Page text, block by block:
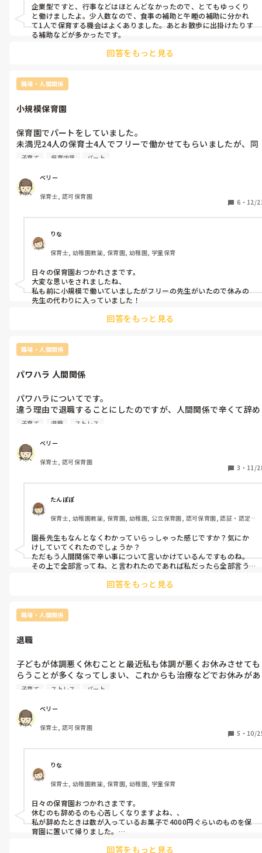
企業型ですと、行事などはほとんどなかったので、とてもゆっくり
と働けましたよ。少人数なので、食事の補助と午睡の補助に分かれ
て1人で保育する機会はよくありました。あとお散歩に出掛けたりす
る補助などが多かったです。
回答をもっと見る
職場・人間関係
小規模保育園
保育園でパートをしていました。
未満児24人の保育士4人でフリーで働かせてもらいましたが、同
じクラスの担任からのパワハラや自分の子どもの成長過程でのこ
どもを支援がいるような子が数人いるクラスでストレスからか疲
れからかで体調が悪くなり辞めさせてもらいました。
今仕事を探し中で友達から保育士募集の知らせをもらったのです
が12人ほどの企業型の小規模保育園で正規とパートでの求人が出
てるようなのですが、小規模保育園で働かれてる方にお聞きした
いのですが、、、
パートでお子さんいる方は急に熱などで休みを取るときは取りや
すいですか？
その場合代わりに入る先生などはどうしてますか？
体調が悪いと数日休むことになるかと思いますが、子ども少なく
て働きやすそうですが先生も少ないと思うのでどうしてるか知り
たいです。
子育て 保育内容 パート
ベリー
保育士, 認可保育園
6 ・ 12/
りな
保育士, 幼稚園教諭, 保育園, 幼稚園, 学童保育
日々の保育園おつかれさまです。
大変な思いをされましたね、
私も前に小規模で働いていましたがフリーの先生がいたので休みの
先生の代わりに入っていました！
回答をもっと見る
職場・人間関係
パワハラ 人間関係
パワハラについてです。
違う理由で退職することにしたのですが、人間関係で辛くて辞め
たく3月まで頑張って辞めるつもりでした。他にも理由ができた
しました。
もう辞めるからということで人間関係の方で聞いていただけるこ
とになり話を聞いていただけたのですがうまく言えず、どのよう
に話でいいのかざっくりとしか言えませんでした。
パワハラになるのかも分からず、今まで言われて嫌だったこと
や、陰で言われて聞こえた嫌なこともメモって上の先生に渡した
ほうがいいか全部行ってねと言われたけど、急だったので言う内
容整理できてなくメモって渡してくれてもいいからと言われまし
たが何をどう言っていいのか悩んでます。どこからがパワハラに
なるのかもどうしたらいいでしょうか？
体調悪くよく熱が出たり嘔吐で下痢で休むことがあるので仕事を
それも言っていいのか悩んでます。
子育て 退職 ストレス
ベリー
保育士, 認可保育園
3 ・ 11/
たんぽぽ
保育士, 幼稚園教諭, 保育園, 幼稚園, 公立保育園, 認可保育園, 認証・認定
園長先生もなんとなくわかっていらっしゃった感じですか？気にか
けしていてくれたのでしょうか？
ただもう人間関係で辛い事について言いかけているんですものね。
その上で全部言ってね、と言われたのであれば私だったら全部言う
になるので直接言うと思いますが。「パワハラになるかどうかもわ
回答をもっと見る
職場・人間関係
子どもが体調悪く休むことと最近私も体調が悪くお休みさせても
らうことが多くなってしまい、これからも治療などでお休みがあ
ると思い休むと代わりに入ってもらうのも申し訳なく年度途中で
職員が給食の先生や職員室にいる先生など合わせて３０人の園で
す。
皆さんにお礼であげるとしたらどのくらいの予算であげるか悩ん
ハンカチとお菓子、コーヒーやティーパック１つずつでセットで
もらうことが今まで多かったのですが、ハンカチをプレゼントで
何をかもらったことがあるか質問したところあまり欲しくないと
意見がありましたのでお菓子やティーパック、コーヒーのセット
が無難かなと思いハンカチをなくすことにしたのですがお菓子や
ティーパックのセットだと一人でどのくらいの予算で詰め合わせ
子育て ストレス パート
ベリー
保育士, 認可保育園
5 ・ 10/
りな
保育士, 幼稚園教諭, 保育園, 幼稚園, 学童保育
日々の保育園おつかれさまです。
休むのも辞めるのも心苦しくなりますよね、、
私が辞めたときは数が入っているお菓子で4000円ぐらいのものを保
育園に置いて帰りました。
回答をもっと見る